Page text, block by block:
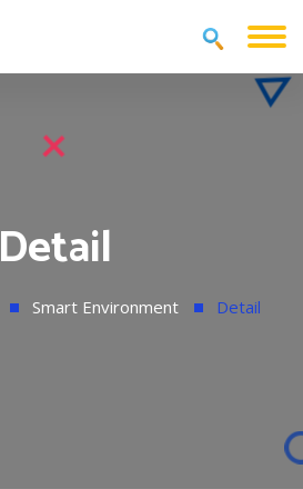
Detail
Smart Environment Detail